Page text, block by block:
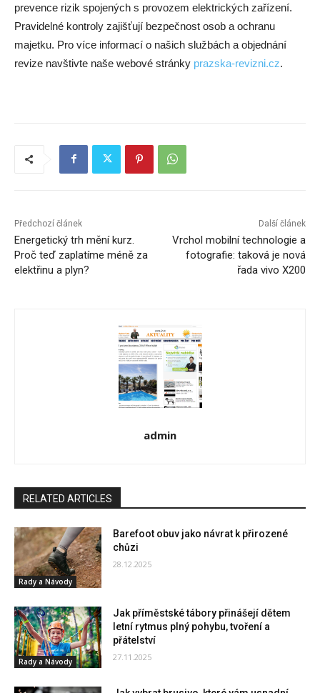
prevence rizik spojených s provozem elektrických zařízení.
Pravidelné kontroly zajišťují bezpečnost osob a ochranu
majetku. Pro více informací o našich službách a objednání
revize navštivte naše webové stránky prazska-revizni.cz.
Předchozí článek
Energetický trh mění kurz.
Proč teď zaplatíme méně za
elektřinu a plyn?
Další článek
Vrchol mobilní technologie a
fotografie: taková je nová
řada vivo X200
admin
RELATED ARTICLES
Rady a Návody
Barefoot obuv jako návrat k přirozené
chůzi
28.12.2025
Rady a Návody
Jak příměstské tábory přinášejí dětem
letní rytmus plný pohybu, tvoření a
přátelství
27.11.2025